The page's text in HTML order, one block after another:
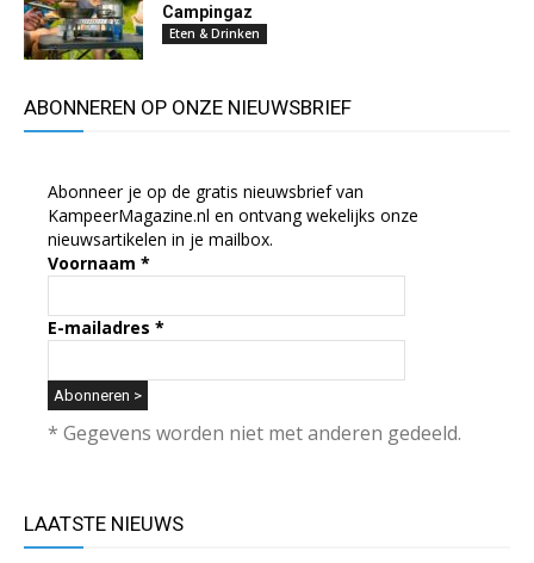
Campingaz
Eten & Drinken
ABONNEREN OP ONZE NIEUWSBRIEF
Abonneer je op de gratis nieuwsbrief van
KampeerMagazine.nl en ontvang wekelijks onze
nieuwsartikelen in je mailbox.
Voornaam *
E-mailadres *
* Gegevens worden niet met anderen gedeeld.
LAATSTE NIEUWS